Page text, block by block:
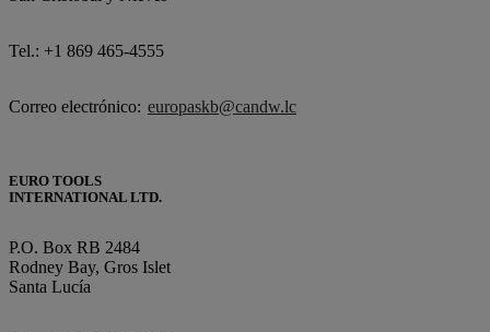
Tel.: +1 869 465-4555
Correo electrónico: europaskb@candw.lc
EURO TOOLS
INTERNATIONAL LTD.
P.O. Box RB 2484
Rodney Bay, Gros Islet
Santa Lucía